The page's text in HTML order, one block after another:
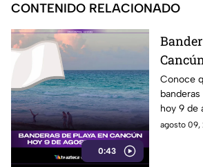
CONTENIDO RELACIONADO
0:43
y su
Conoce
hoy 9 de
significa
agosto 09,